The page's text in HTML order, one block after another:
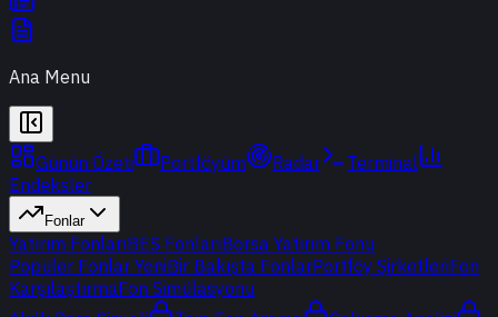
Ana Menu
Günün Özeti Portföyüm Radar
Terminal
Endeksler
Fonlar
Yatırım FonlarıBES FonlarıBorsa Yatırım Fonu
Popüler Fonlar YeniBir Bakışta FonlarPortföy ŞirketleriFon
KarşılaştırmaFon Simülasyonu